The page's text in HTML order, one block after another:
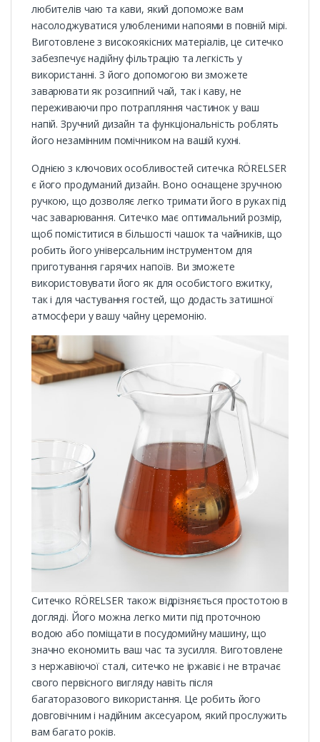
любителів чаю та кави, який допоможе вам
насолоджуватися улюбленими напоями в повній мірі.
Виготовлене з високоякісних матеріалів, це ситечко
забезпечує надійну фільтрацію та легкість у
використанні. З його допомогою ви зможете
заварювати як розсипний чай, так і каву, не
переживаючи про потрапляння частинок у ваш
напій. Зручний дизайн та функціональність роблять
його незамінним помічником на вашій кухні.
Однією з ключових особливостей ситечка RÖRELSER
є його продуманий дизайн. Воно оснащене зручною
ручкою, що дозволяє легко тримати його в руках під
час заварювання. Ситечко має оптимальний розмір,
щоб поміститися в більшості чашок та чайників, що
робить його універсальним інструментом для
приготування гарячих напоїв. Ви зможете
використовувати його як для особистого вжитку,
так і для частування гостей, що додасть затишної
атмосфери у вашу чайну церемонію.
Ситечко RÖRELSER також відрізняється простотою в
догляді. Його можна легко мити під проточною
водою або поміщати в посудомийну машину, що
значно економить ваш час та зусилля. Виготовлене
з нержавіючої сталі, ситечко не іржавіє і не втрачає
свого первісного вигляду навіть після
багаторазового використання. Це робить його
довговічним і надійним аксесуаром, який прослужить
вам багато років.